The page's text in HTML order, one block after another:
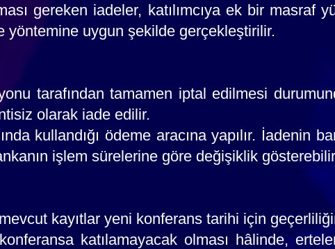
gereken iadeler, katılımcıya ek bir masraf
yöntemine uygun şekilde gerçekleştirilir.
tarafından tamamen iptal edilmesi
olarak iade edilir.
kullandığı ödeme aracına yapılır. İadenin
işlem sürelerine göre değişiklik
kayıtlar yeni konferans tarihi için
katılamayacak olması hâlinde,